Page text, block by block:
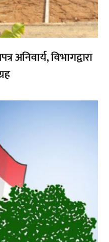
अनिवार्य, विभागद्वारा